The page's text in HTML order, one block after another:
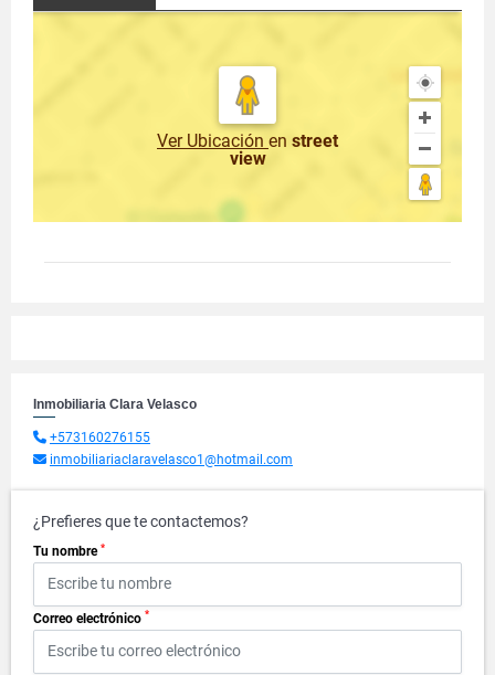
Ver Ubicación en street
view
Inmobiliaria Clara Velasco
+573160276155
inmobiliariaclaravelasco1@hotmail.com
¿Prefieres que te contactemos?
Tu nombre *
Correo electrónico *